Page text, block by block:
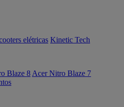
elétricas Kinetic Tech
Blaze 8 Acer Nitro Blaze 7